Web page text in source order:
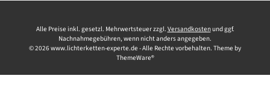
Alle Preise inkl. gesetzl. Mehrwertsteuer zzgl. Versandkostenund ggf.
Nachnahmegebühren, wenn nicht anders angegeben.
© 2026 www.lichterketten-experte.de - Alle Rechte vorbehalten. Theme by
ThemeWare®